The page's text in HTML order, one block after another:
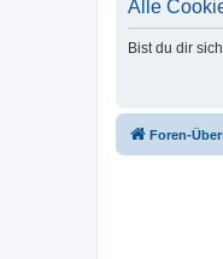
Alle
Bist du dir
Foren-